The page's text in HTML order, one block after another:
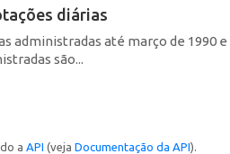
diárias
administradas até março de 1990
são...
a API (veja Documentação da API).